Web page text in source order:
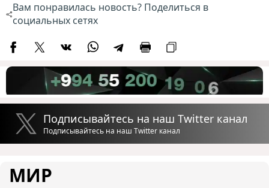
Вам понравилась новость? Поделиться в
социальных сетях
Подписывайтесь на наш Twitter канал
Подписывайтесь на наш Twitter канал
МИР